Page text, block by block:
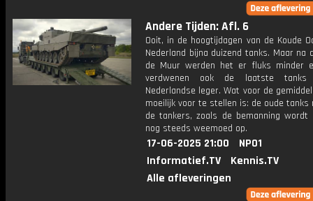
Andere Tijden: Afl. 6
Ooit, in de hoogtijdagen van de Koude
Nederland bijna duizend tanks. Maar na
de Muur werden het er fluks minder
verdwenen ook de laatste
Nederlandse leger. Wat voor de
moeilijk voor te stellen is: de oude tanks
de tankers, zoals de bemanning wordt
nog steeds weemoed op.
17-06-2025 21:00
NPO1
Informatief.TV
Kennis.TV
Alle afleveringen